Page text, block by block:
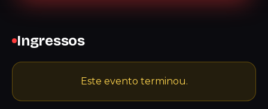
Ingressos
Este evento terminou.